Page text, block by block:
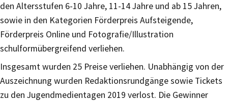
den Altersstufen 6-10 Jahre, 11-14 Jahre und ab 15 Jahren,
sowie in den Kategorien Förderpreis Aufsteigende,
Förderpreis Online und Fotografie/Illustration
schulformübergreifend verliehen.
Insgesamt wurden 25 Preise verliehen. Unabhängig von der
Auszeichnung wurden Redaktionsrundgänge sowie Tickets
zu den Jugendmedientagen 2019 verlost. Die Gewinner